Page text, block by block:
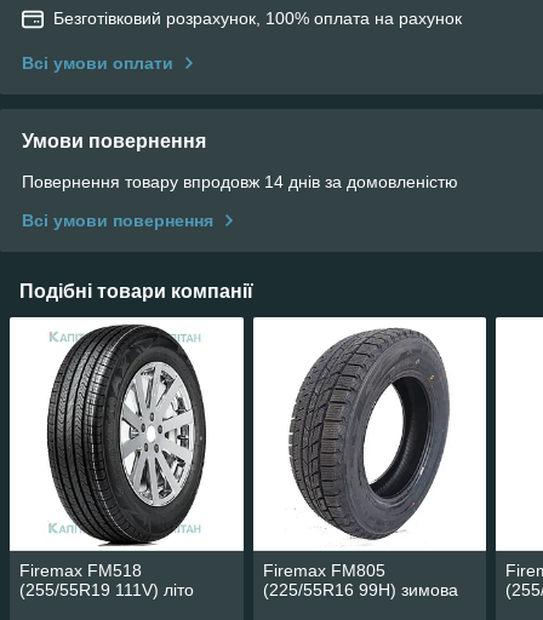
Безготівковий розрахунок, 100% оплата на рахунок
Всі умови оплати
Умови повернення
Повернення товару впродовж 14 днів за домовленістю
Всі умови повернення
Подібні товари компанії
Firemax FM518
(255/55R19 111V) літо
Firemax FM805
(225/55R16 99H) зимова